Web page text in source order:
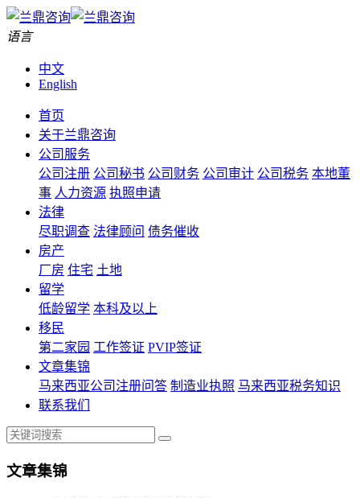
语言
中文
English
首页
关于兰鼎咨询
公司服务
公司注册 公司秘书 公司财务 公司审计 公司税务 本地董
事 人力资源 执照申请
法律
尽职调查 法律顾问 债务催收
房产
厂房 住宅 土地
留学
低龄留学 本科及以上
移民
第二家园 工作签证 PVIP签证
文章集锦
马来西亚公司注册问答 制造业执照 马来西亚税务知识
联系我们
文章集锦